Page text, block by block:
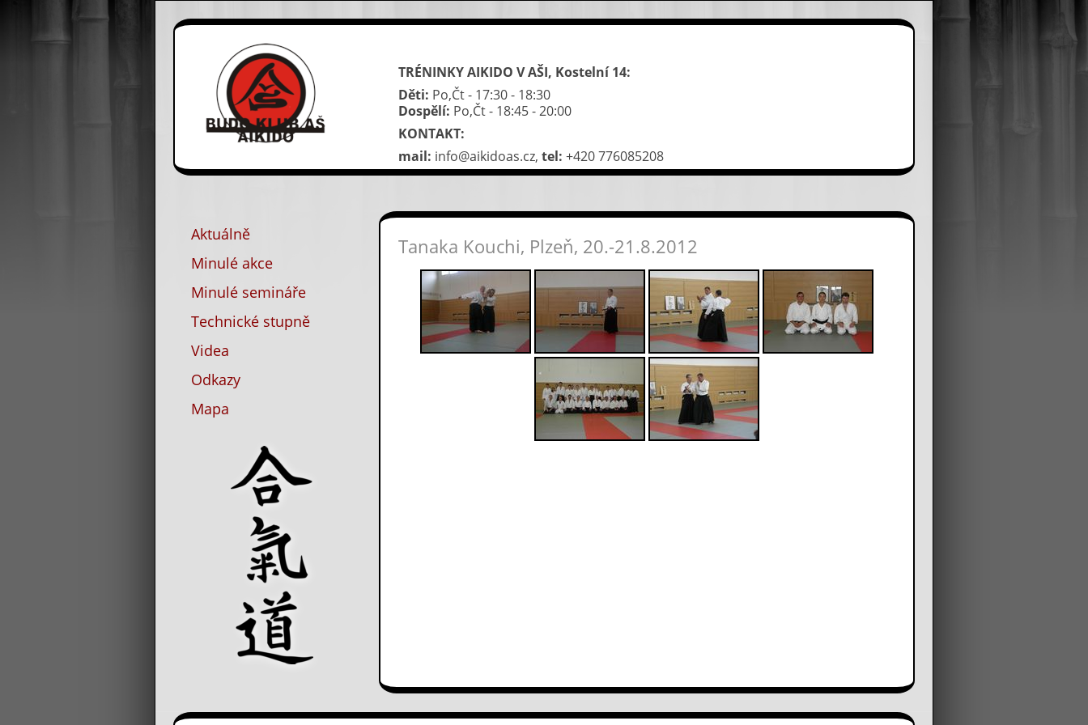
TRÉNINKY AIKIDO V AŠI, Kostelní 14:
Děti: Po,Čt - 17:30 - 18:30
Dospělí: Po,Čt - 18:45 - 20:00
KONTAKT:
mail: info@aikidoas.cz, tel: +420 776085208
Aktuálně
Minulé akce
Minulé semináře
Technické stupně
Videa
Odkazy
Mapa
Tanaka Kouchi, Plzeň, 20.-21.8.2012